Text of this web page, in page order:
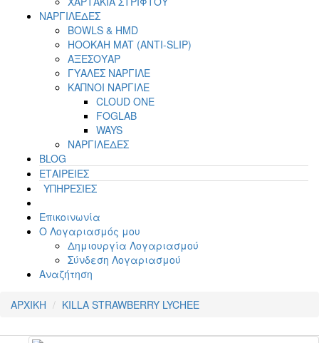
ΝΑΡΓΙΛΕΔΕΣ
BOWLS & HMD
HOOKAH MAT (ANTI-SLIP)
ΑΞΕΣΟΥΑΡ
ΓΥΑΛΕΣ ΝΑΡΓΙΛΕ
ΚΑΠΝΟΙ ΝΑΡΓΙΛΕ
CLOUD ONE
FOGLAB
WAYS
ΝΑΡΓΙΛΕΔΕΣ
BLOG
ΕΤΑΙΡΕΙΕΣ
ΥΠΗΡΕΣΙΕΣ
Επικοινωνία
Ο Λογαριασμός μου
Δημιουργία Λογαριασμού
Σύνδεση Λογαριασμού
Αναζήτηση
ΑΡΧΙΚΗ KILLA STRAWBERRY LYCHEE